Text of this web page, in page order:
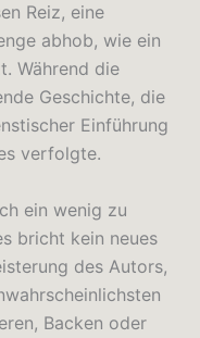
Reiz, eine
abhob, wie ein
Während die
Geschichte, die
Einführung
verfolgte.
ein wenig zu
bricht kein neues
des Autors,
Backen oder